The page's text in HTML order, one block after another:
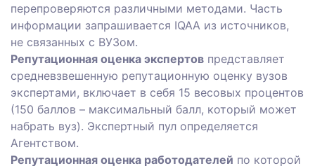
перепроверяются различными методами. Часть
информации запрашивается IQAA из источников,
не связанных с ВУЗом.
Репутационная оценка экспертов представляет
средневзвешенную репутационную оценку вузов
экспертами, включает в себя 15 весовых процентов
(150 баллов – максимальный балл, который может
набрать вуз). Экспертный пул определяется
Агентством.
Репутационная оценка работодателей по которой